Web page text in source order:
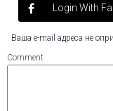
Login With
Ваша e-mail адреса не
Comment